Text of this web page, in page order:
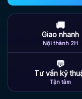
🚚
Giao nhanh
Nội thành 2H
💬
Tư vấn kỹ
Tận tâm